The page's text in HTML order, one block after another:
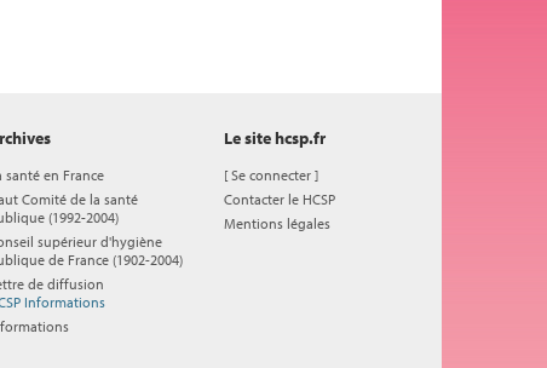
santé en France
Comité de la santé
(1992-2004)
supérieur d'hygiène
de France (1902-2004)
de diffusion
Informations
Le site hcsp.fr
[Se connecter ]
Contacter le HCSP
Mentions légales